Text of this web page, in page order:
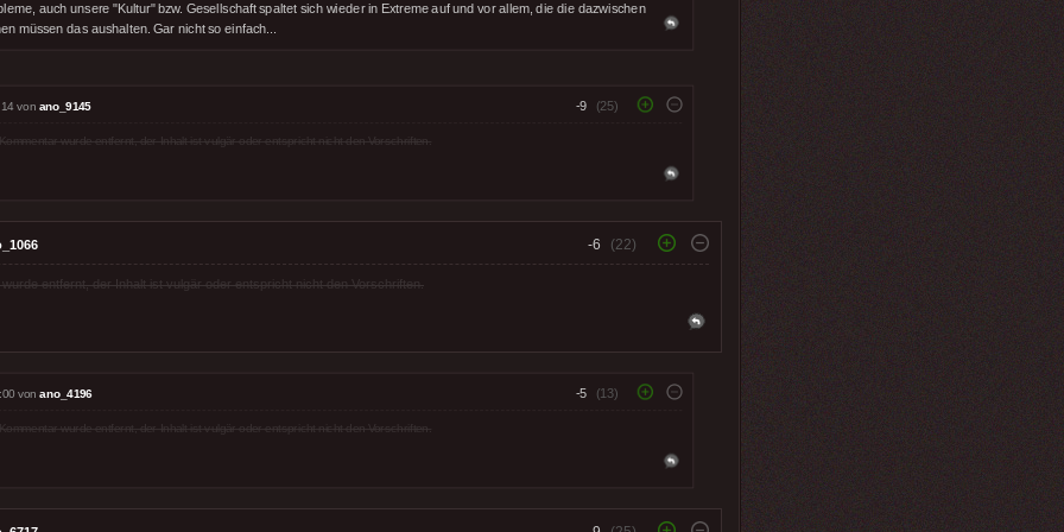
auch unsere "Kultur" bzw. Gesellschaft spaltet sich wieder in Extreme auf und vor allem, die die dazwischen
müssen das aushalten. Gar nicht so einfach...
von ano_9145 -9 (25)
wurde entfernt, der Inhalt ist vulgär oder entspricht nicht den Vorschriften.
-6 (22)
entfernt, der Inhalt ist vulgär oder entspricht nicht den Vorschriften.
vonano_4196 -5 (13)
wurde entfernt, der Inhalt ist vulgär oder entspricht nicht den Vorschriften.